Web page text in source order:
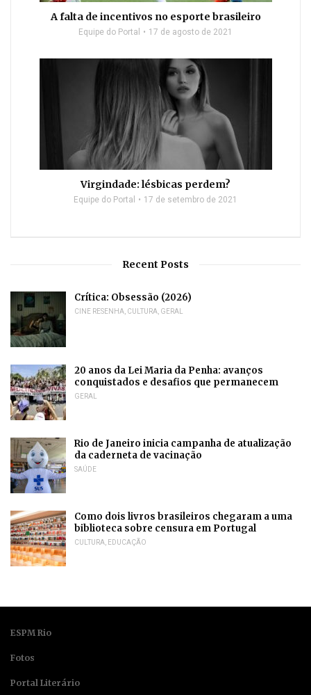
A falta de incentivos no esporte brasileiro
Equipe do Portal 17 de agosto de 2021
Virgindade: lésbicas perdem?
Equipe do Portal 17 de setembro de 2021
Recent Posts
Crítica: Obsessão (2026)
CINE RESENHA CULTURA GERAL
20 anos da Lei Maria da Penha: avanços
conquistados e desafios que permanecem
GERAL
Rio de Janeiro inicia campanha de atualização
da caderneta de vacinação
SAÚDE
Como dois livros brasileiros chegaram a uma
biblioteca sobre censura em Portugal
CULTURA EDUCAÇÃO
ESPM Rio
Fotos
Portal Literário